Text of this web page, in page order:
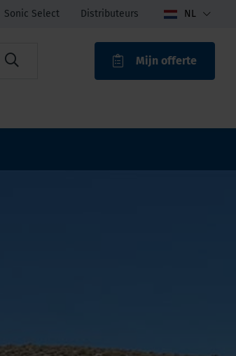
Sonic Select Distributeurs NL
Mijn offerte